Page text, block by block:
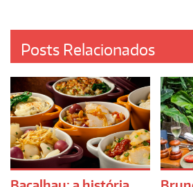
Posts Relacionados